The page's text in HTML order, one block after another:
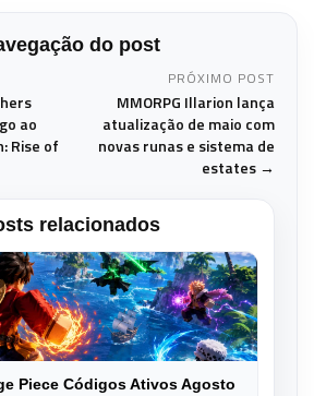
do post
ao
Rise of
PRÓXIMO POST
MMORPG Illarion lança
atualização de maio com
novas runas e sistema de
estates →
relacionados
Piece Códigos Ativos Agosto